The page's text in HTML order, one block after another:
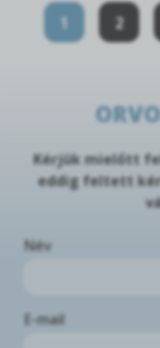
1 2
Kérjük mielőtt
eddig feltett
Név
E-mail